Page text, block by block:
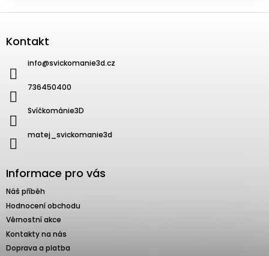
Kontakt
info@svickomanie3d.cz
736450400
Svíčkománie3D
matej_svickomanie3d
Informace pro vás
Náš příběh
Hodnocení obchodu
Věrnostní akce
Kontakty na nás
Doprava a platba